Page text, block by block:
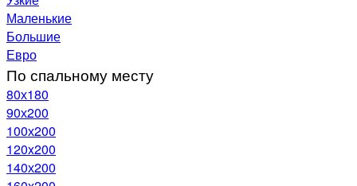
Маленькие
Большие
Евро
По спальному месту
80х180
90х200
100х200
120x200
140х200